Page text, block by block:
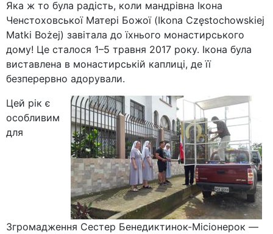
Яка ж то була радість, коли мандрівна Ікона
Ченстоховської Матері Божої (Ikona Częstochowskiej
Matki Bożej) завітала до їхнього монастирського
дому! Це сталося 1–5 травня 2017 року. Ікона була
виставлена в монастирській каплиці, де її
безперервно адорували.
Цей рік є
особливим
для
Згромадження Сестер Бенедиктинок-Місіонерок —